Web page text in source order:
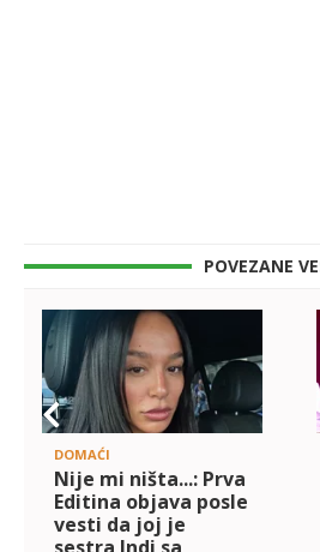
POVEZANE
DOMAĆI
Nije mi ništa...: Prva
Editina objava posle
vesti da joj je